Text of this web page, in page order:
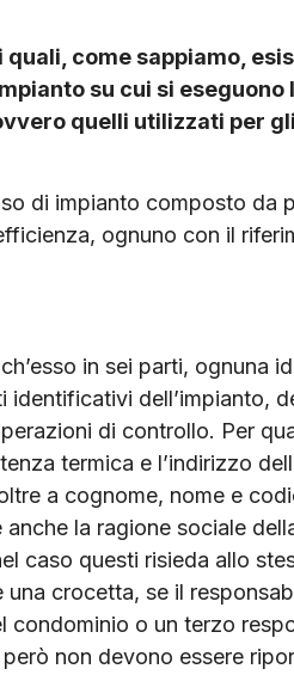
come sappiamo,
su cui si eseguono
quelli utilizzati per
di impianto composto da
ognuno con il
in sei parti, ognuna
dell’impianto,
di controllo. Per
termica e l’indirizzo
a cognome, nome e
la ragione sociale
caso questi risieda allo
crocetta, se il
condominio o un terzo
non devono essere